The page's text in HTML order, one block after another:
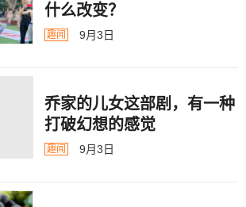
什么改变？
趣闻 9月3日
乔家的儿女这部剧，有一种
打破幻想的感觉
趣闻 9月3日